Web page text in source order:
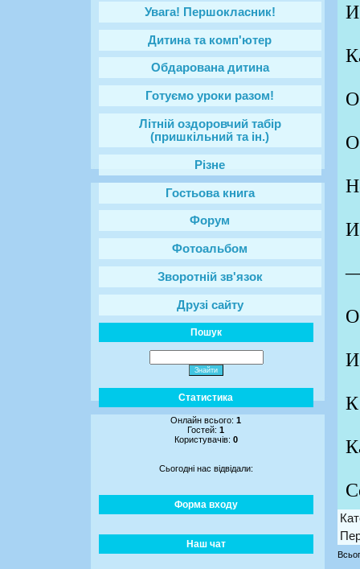
Увага! Першокласник!
Дитина та комп'ютер
Обдарована дитина
Готуємо уроки разом!
Літній оздоровчий табір
(пришкільний та ін.)
Різне
Гостьова книга
Форум
Фотоальбом
Зворотній зв'язок
Друзі сайту
Пошук
Статистика
Онлайн всього:1
Гостей:1
Користувачів: 0
Сьогодні нас відвідали:
Форма входу
Наш чат
И
О
О
И
—
О
И
К